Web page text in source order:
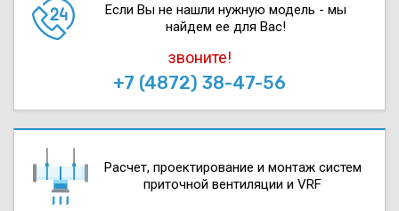
Если Вы не нашли нужную модель - мы
найдем ее для Вас!
звоните!
+7 (4872) 38-47-56
Расчет, проектирова­ние и монтаж систем
приточной вентиляции и VRF